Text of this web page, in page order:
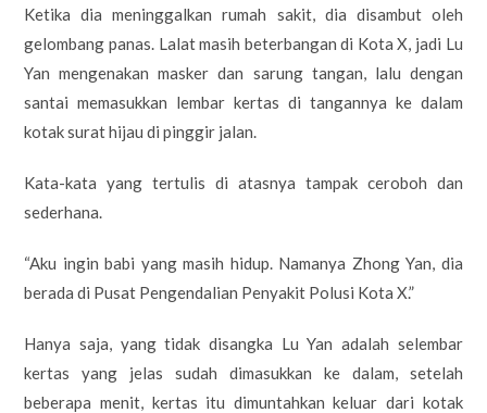
Ketika dia meninggalkan rumah sakit, dia disambut oleh
gelombang panas. Lalat masih beterbangan di Kota X, jadi Lu
Yan mengenakan masker dan sarung tangan, lalu dengan
santai memasukkan lembar kertas di tangannya ke dalam
kotak surat hijau di pinggir jalan.
Kata-kata yang tertulis di atasnya tampak ceroboh dan
sederhana.
“Aku ingin babi yang masih hidup. Namanya Zhong Yan, dia
berada di Pusat Pengendalian Penyakit Polusi Kota X.”
Hanya saja, yang tidak disangka Lu Yan adalah selembar
kertas yang jelas sudah dimasukkan ke dalam, setelah
beberapa menit, kertas itu dimuntahkan keluar dari kotak